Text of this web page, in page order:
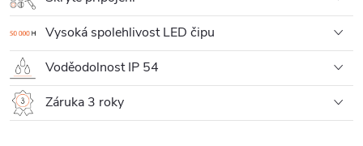
Vysoká spolehlivost LED čipu
Voděodolnost IP 54
Záruka 3 roky